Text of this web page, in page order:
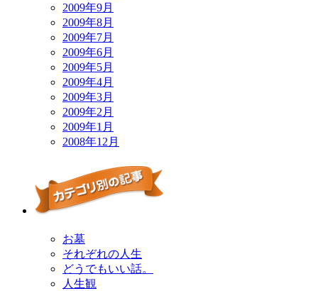
2009年9月
2009年8月
2009年7月
2009年6月
2009年5月
2009年4月
2009年3月
2009年2月
2009年1月
2008年12月
お墓
それぞれの人生
どうでもいい話。
人生観